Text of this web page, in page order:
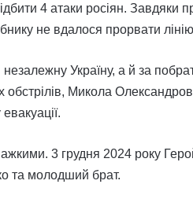
4 атаки росіян. Завдяки
не вдалося прорвати
Україну, а й за
Микола
3 грудня 2024 року
та молодший брат.